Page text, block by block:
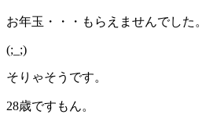
お年玉・・・もらえませんでした。
(;_;)
そりゃそうです。
28歳ですもん。